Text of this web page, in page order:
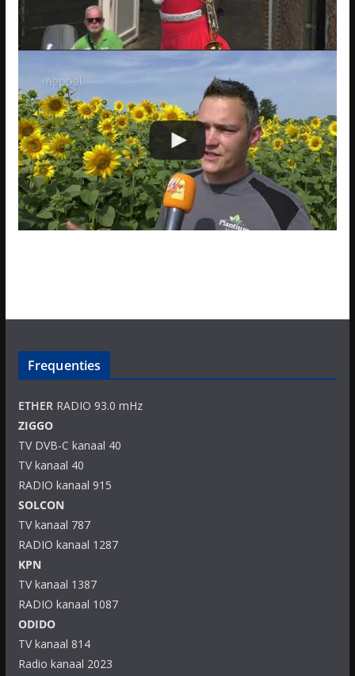
Frequenties
ETHERRADIO 93.0 mHz
ZIGGO
TV DVB-C kanaal 40
TV kanaal 40
RADIO kanaal 915
SOLCON
TV kanaal 787
RADIO kanaal 1287
KPN
TV kanaal 1387
RADIO kanaal 1087
ODIDO
TV kanaal 814
Radio kanaal 2023